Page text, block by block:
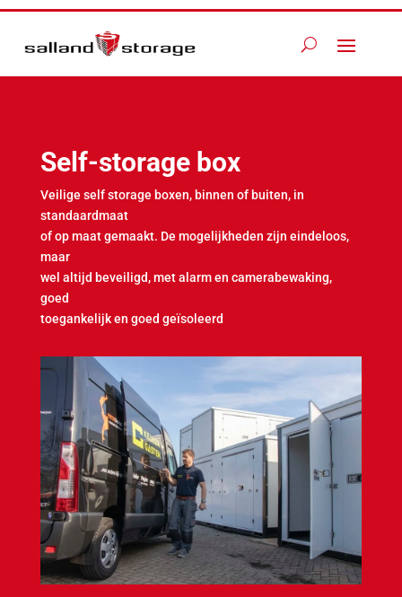
Self-storage box
Veilige self storage boxen, binnen of buiten, in
standaardmaat
of op maat gemaakt. De mogelijkheden zijn eindeloos,
maar
wel altijd beveiligd, met alarm en camerabewaking,
goed
toegankelijk en goed geïsoleerd